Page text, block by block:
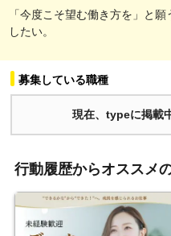
「今度こそ望む働き方を」と
したい。
募集している職種
現在、typeに掲載
行動履歴からオススメ